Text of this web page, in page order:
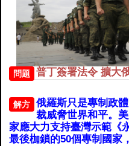
問題 普丁簽署法令 擴大
解方
俄羅斯只是專制政
裁威脅世界和平。
家應大力支持臺灣示範《
最後枷鎖的50個專制國家